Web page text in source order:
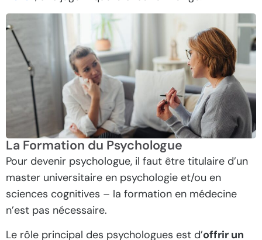
La Formation du Psychologue
Pour devenir psychologue, il faut être titulaire d’un
master universitaire en psychologie et/ou en
sciences cognitives – la formation en médecine
n’est pas nécessaire.
Le rôle principal des psychologues est d’offrir un